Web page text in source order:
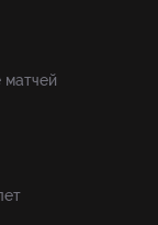
матчей